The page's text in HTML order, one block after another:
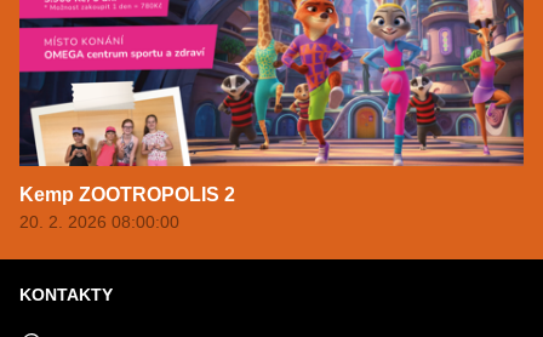
Kemp ZOOTROPOLIS 2
20. 2. 2026 08:00:00
KONTAKTY